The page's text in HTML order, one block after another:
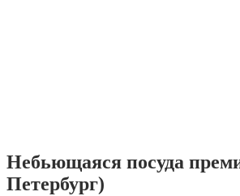
Небьющаяся посуда
Петербург)